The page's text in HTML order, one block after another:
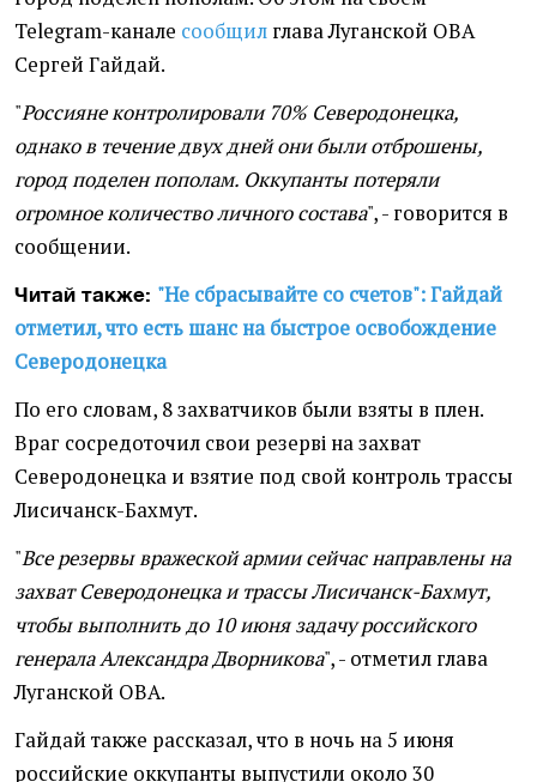
Telegram-канале сообщил глава Луганской ОВА
Сергей Гайдай.
"Россияне контролировали 70% Северодонецка,
однако в течение двух дней они были отброшены,
город поделен пополам. Оккупанты потеряли
огромное количество личного состава", - говорится в
сообщении.
Читай также: "Не сбрасывайте со счетов": Гайдай
отметил, что есть шанс на быстрое освобождение
Северодонецка
По его словам, 8 захватчиков были взяты в плен.
Враг сосредоточил свои резерві на захват
Северодонецка и взятие под свой контроль трассы
Лисичанск-Бахмут.
"Все резервы вражеской армии сейчас направлены на
захват Северодонецка и трассы Лисичанск-Бахмут,
чтобы выполнить до 10 июня задачу российского
генерала Александра Дворникова", - отметил глава
Луганской ОВА.
Гайдай также рассказал, что в ночь на 5 июня
российские оккупанты выпустили около 30